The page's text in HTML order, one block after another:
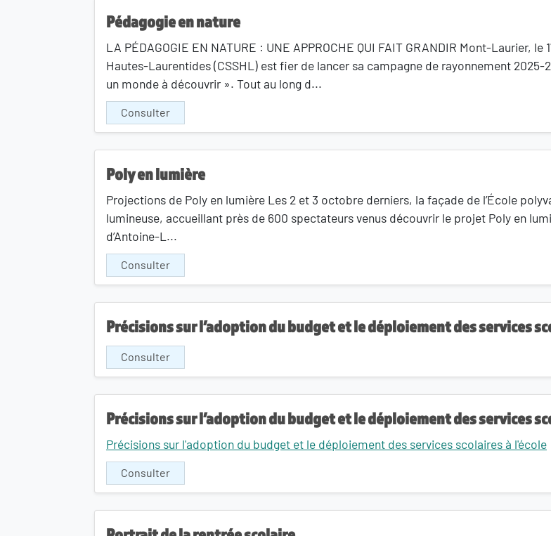
Pédagogie en nature
LA PÉDAGOGIE EN NATURE : UNE APPROCHE QUI FAIT GRANDIR Mont-Laurier,
Hautes-Laurentides (CSSHL) est fier de lancer sa campagne de rayonnement
un monde à découvrir ». Tout au long d...
Consulter
Poly en lumière
Projections de Poly en lumière Les 2 et 3 octobre derniers, la façade de l’École
lumineuse, accueillant près de 600 spectateurs venus découvrir le projet Poly en
d’Antoine-L...
Consulter
Précisions sur l’adoption du budget et le déploiement des services
Consulter
Précisions sur l’adoption du budget et le déploiement des services
Précisions sur l'adoption du budget et le déploiement des services scolaires à l'école
Consulter